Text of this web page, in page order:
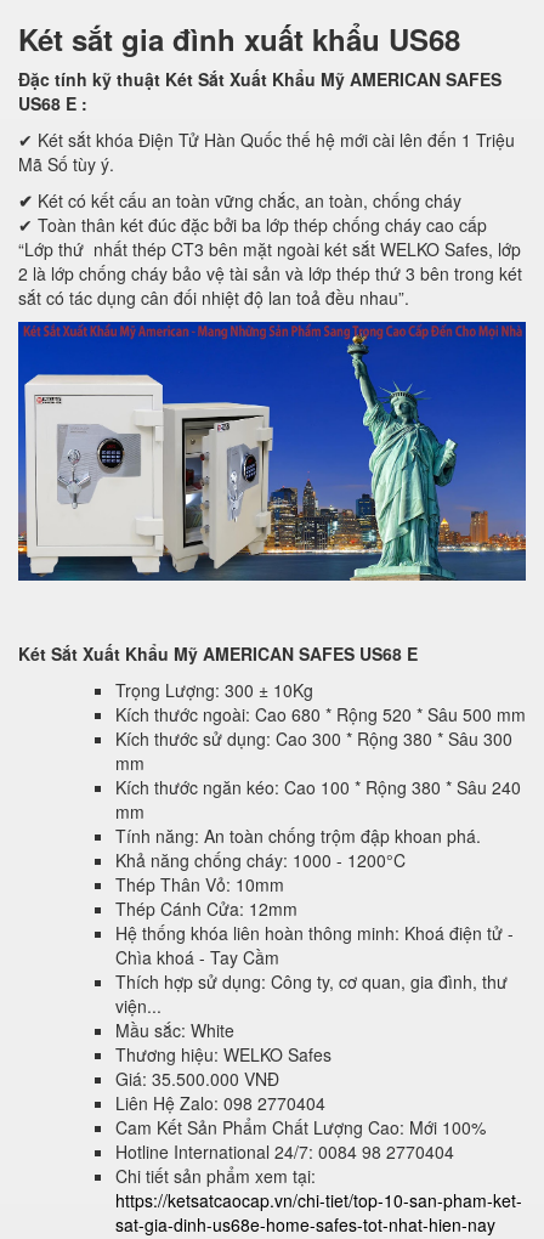
Két sắt gia đình xuất khẩu US68
Đặc tính kỹ thuật Két Sắt Xuất Khẩu Mỹ AMERICAN SAFES
US68 E :
✔ Két sắt khóa Điện Tử Hàn Quốc thế hệ mới cài lên đến 1 Triệu
Mã Số tùy ý.
✔ Két có kết cấu an toàn vững chắc, an toàn, chống cháy
✔ Toàn thân két đúc đặc bởi ba lớp thép chống cháy cao cấp
“Lớp thứ nhất thép CT3 bên mặt ngoài két sắt WELKO Safes, lớp
2 là lớp chống cháy bảo vệ tài sản và lớp thép thứ 3 bên trong két
sắt có tác dụng cân đối nhiệt độ lan toả đều nhau”.
Két Sắt Xuất Khẩu Mỹ AMERICAN SAFES US68 E
Trọng Lượng: 300 ± 10Kg
Kích thước ngoài: Cao 680 * Rộng 520 * Sâu 500 mm
Kích thước sử dụng: Cao 300 * Rộng 380 * Sâu 300
mm
Kích thước ngăn kéo: Cao 100 * Rộng 380 * Sâu 240
mm
Tính năng: An toàn chống trộm đập khoan phá.
Khả năng chống cháy: 1000 - 1200°C
Thép Thân Vỏ: 10mm
Thép Cánh Cửa: 12mm
Hệ thống khóa liên hoàn thông minh: Khoá điện tử -
Chìa khoá - Tay Cầm
Thích hợp sử dụng: Công ty, cơ quan, gia đình, thư
viện...
Mầu sắc: White
Thương hiệu: WELKO Safes
Giá: 35.500.000 VNĐ
Liên Hệ Zalo: 098 2770404
Cam Kết Sản Phẩm Chất Lượng Cao: Mới 100%
Hotline International 24/7: 0084 98 2770404
Chi tiết sản phẩm xem tại:
https://ketsatcaocap.vn/chi-tiet/top-10-san-pham-ket-
sat-gia-dinh-us68e-home-safes-tot-nhat-hien-nay